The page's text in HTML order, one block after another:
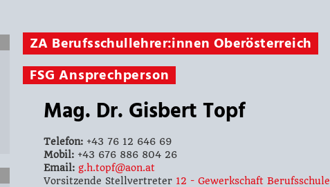
ZA Berufsschullehrer:innen Oberösterreich
FSG Ansprechperson
Mag. Dr. Gisbert Topf
Telefon:+43 76 12 646 69
Mobil:+43 676 886 804 26
Email: g.h.topf@aon.at
Vorsitzende Stellvertreter 12 - Gewerkschaft Berufsschule